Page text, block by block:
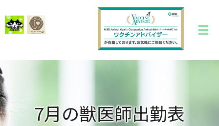
7月の獣医師出勤表